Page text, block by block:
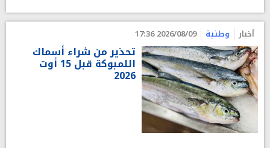
أخبار وطنية 2026/08/09 17:36
تحذير من شراء أسماك
اللمبوكة قبل 15 أوت
2026